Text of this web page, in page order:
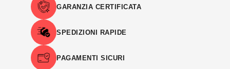
GARANZIA CERTIFICATA
SPEDIZIONI RAPIDE
PAGAMENTI SICURI